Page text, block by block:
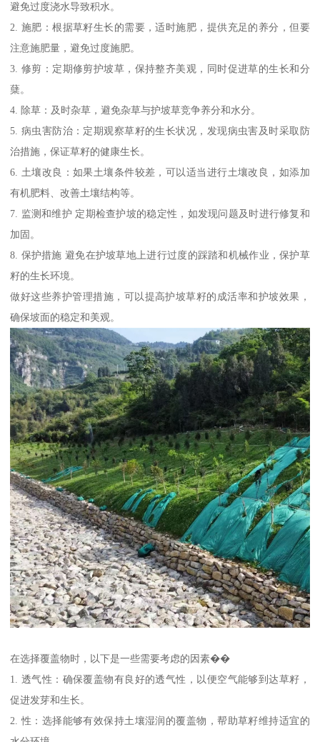
避免过度浇水导致积水。
2. 施肥：根据草籽生长的需要，适时施肥，提供充足的养分，但要
注意施肥量，避免过度施肥。
3. 修剪：定期修剪护坡草，保持整齐美观，同时促进草的生长和分
蘖。
4. 除草：及时杂草，避免杂草与护坡草竞争养分和水分。
5. 病虫害防治：定期观察草籽的生长状况，发现病虫害及时采取防
治措施，保证草籽的健康生长。
6. 土壤改良：如果土壤条件较差，可以适当进行土壤改良，如添加
有机肥料、改善土壤结构等。
7. 监测和维护 定期检查护坡的稳定性，如发现问题及时进行修复和
加固。
8. 保护措施 避免在护坡草地上进行过度的踩踏和机械作业，保护草
籽的生长环境。
做好这些养护管理措施，可以提高护坡草籽的成活率和护坡效果，
确保坡面的稳定和美观。
在选择覆盖物时，以下是一些需要考虑的因素��
1. 透气性：确保覆盖物有良好的透气性，以便空气能够到达草籽，
促进发芽和生长。
2. 性：选择能够有效保持土壤湿润的覆盖物，帮助草籽维持适宜的